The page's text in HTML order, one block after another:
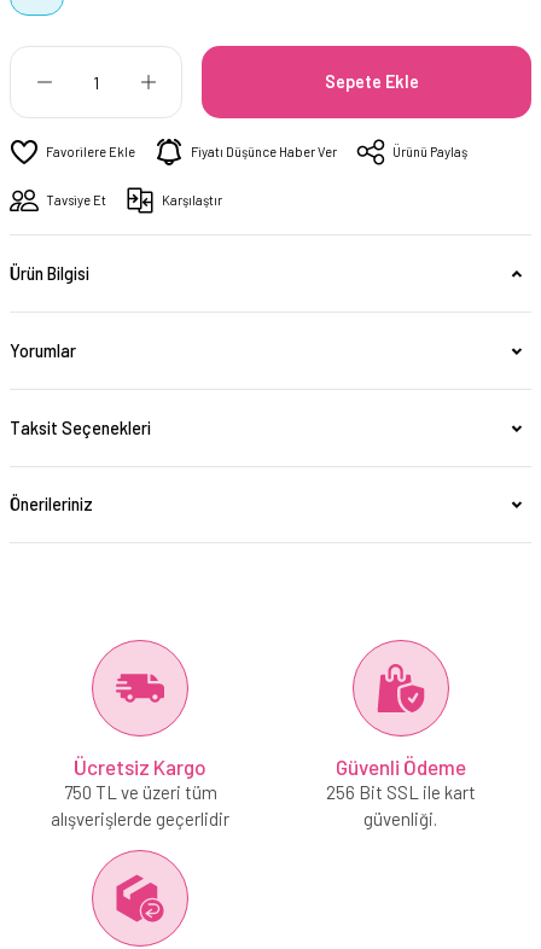
Sepete Ekle
Fiyatı Düşünce Haber Ver Ürünü Paylaş
Tavsiye Et Karşılaştır
Ürün Bilgisi
Yorumlar
Taksit Seçenekleri
Önerileriniz
Ücretsiz Kargo
750 TL ve üzeri tüm
alışverişlerde geçerlidir
Güvenli Ödeme
256 Bit SSL ile kart
güvenliği.